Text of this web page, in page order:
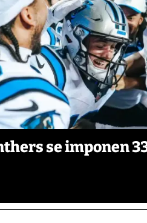
se imponen